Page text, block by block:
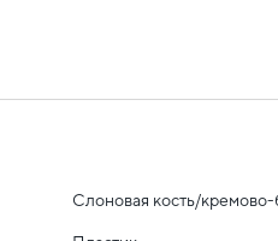
Слоновая кость/